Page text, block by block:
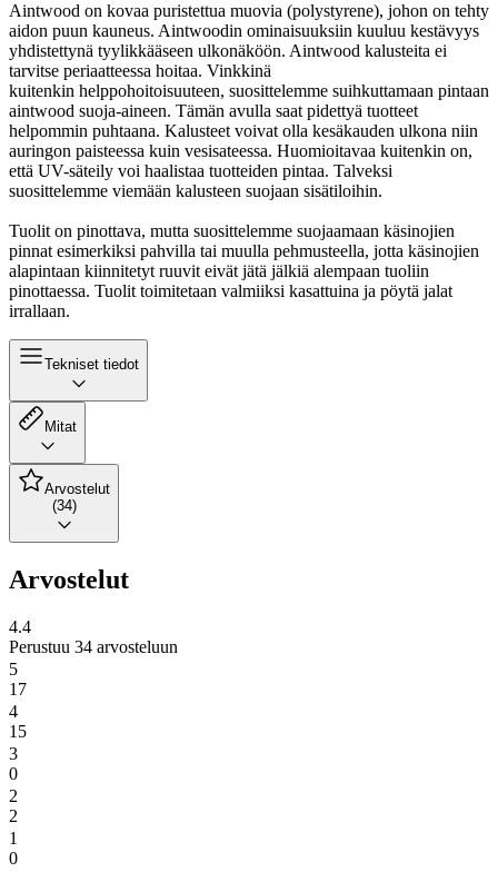
Aintwood on kovaa puristettua muovia (polystyrene), johon on tehty
aidon puun kauneus. Aintwoodin ominaisuuksiin kuuluu kestävyys
yhdistettynä tyylikkääseen ulkonäköön. Aintwood kalusteita ei
tarvitse periaatteessa hoitaa. Vinkkinä
kuitenkin helppohoitoisuuteen, suosittelemme suihkuttamaan pintaan
aintwood suoja-aineen. Tämän avulla saat pidettyä tuotteet
helpommin puhtaana. Kalusteet voivat olla kesäkauden ulkona niin
auringon paisteessa kuin vesisateessa. Huomioitavaa kuitenkin on,
että UV-säteily voi haalistaa tuotteiden pintaa. Talveksi
suosittelemme viemään kalusteen suojaan sisätiloihin.
Tuolit on pinottava, mutta suosittelemme suojaamaan käsinojien
pinnat esimerkiksi pahvilla tai muulla pehmusteella, jotta käsinojien
alapintaan kiinnitetyt ruuvit eivät jätä jälkiä alempaan tuoliin
pinottaessa. Tuolit toimitetaan valmiiksi kasattuina ja pöytä jalat
irrallaan.
Tekniset tiedot
Mitat
Arvostelut
(34)
Arvostelut
4.4
Perustuu 34 arvosteluun
5
17
4
15
3
0
2
2
1
0